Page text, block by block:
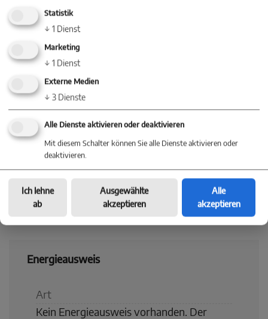
Energieausweis
Art
Kein Energieausweis vorhanden. Der
Statistik
↓ 1 Dienst
Marketing
↓ 1 Dienst
Externe Medien
↓ 3 Dienste
Alle Dienste aktivieren oder deaktivieren
Mit diesem Schalter können Sie alle Dienste aktivieren oder
deaktivieren.
Ich lehne
ab
Ausgewählte
akzeptieren
Alle
akzeptieren